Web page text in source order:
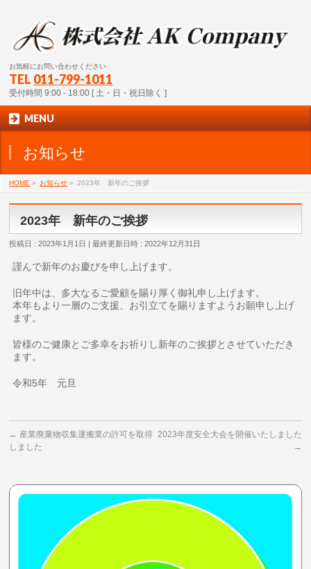
お気軽にお問い合わせください
TEL 011-799-1011
受付時間 9:00 - 18:00 [ 土・日・祝日除く ]
MENU
お知らせ
HOME » お知らせ » 2023年 新年のご挨拶
2023年 新年のご挨拶
投稿日 : 2023年1月1日 最終更新日時 : 2022年12月31日
謹んで新年のお慶びを申し上げます。
旧年中は、多大なるご愛顧を賜り厚く御礼申し上げます。
本年もより一層のご支援、お引立てを賜りますようお願申し上げ
ます。
皆様のご健康とご多幸をお祈りし新年のご挨拶とさせていただき
ます。
令和5年 元旦
← 産業廃棄物収集運搬業の許可を取得
しました
2023年度安全大会を開催いたしました
→